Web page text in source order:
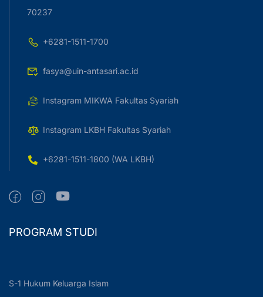
70237
+6281-1511-1700
fasya@uin-antasari.ac.id
Instagram MIKWA Fakultas Syariah
Instagram LKBH Fakultas Syariah
+6281-1511-1800 (WA LKBH)
PROGRAM STUDI
S-1 Hukum Keluarga Islam